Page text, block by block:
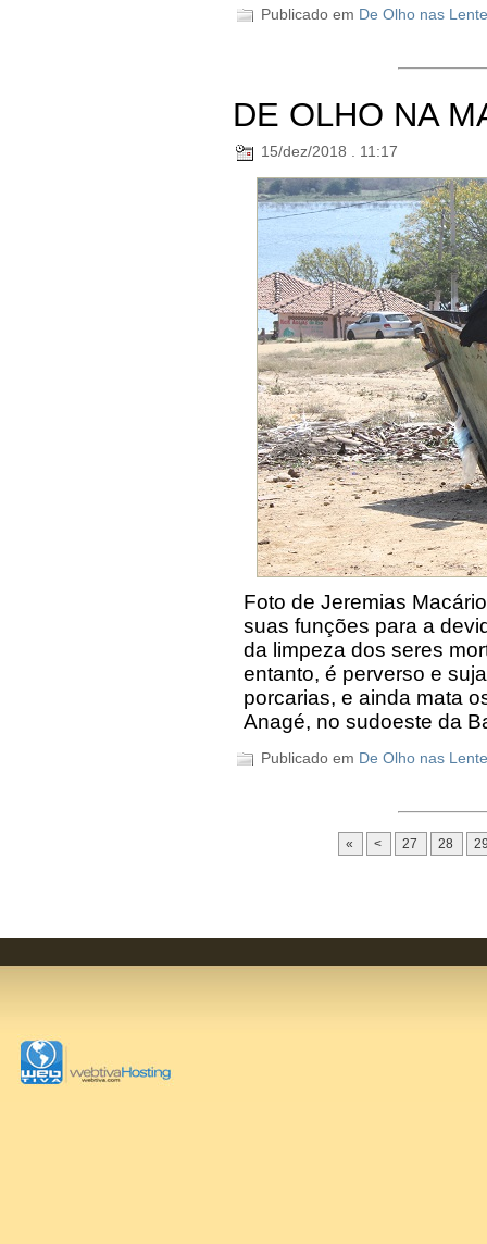
Publicado em De Olho nas
DE OLHO NA
15/dez/2018 . 11:17
Foto de Jeremias
suas funções para a
da limpeza dos seres
entanto, é perverso e
porcarias, e ainda mata
Anagé, no sudoeste da
Publicado em De Olho nas
« < 27 28